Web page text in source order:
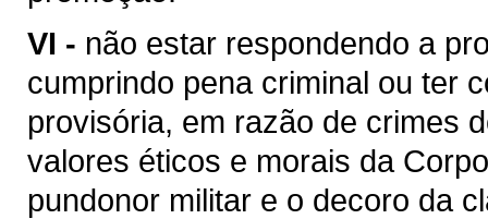
VI - não estar respondendo a
cumprindo pena criminal ou ter
provisória, em razão de crimes
valores éticos e morais da
pundonor militar e o decoro da